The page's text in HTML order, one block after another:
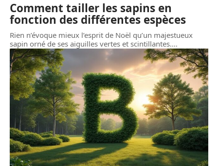
Comment tailler les sapins en
fonction des différentes espèces
Rien n’évoque mieux l’esprit de Noël qu’un majestueux
sapin orné de ses aiguilles vertes et scintillantes.…